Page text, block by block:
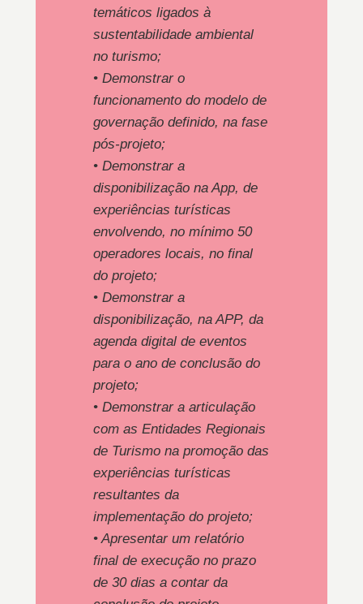
temáticos ligados à
sustentabilidade ambiental
no turismo;
• Demonstrar o
funcionamento do modelo de
governação definido, na fase
pós-projeto;
• Demonstrar a
disponibilização na App, de
experiências turísticas
envolvendo, no mínimo 50
operadores locais, no final
do projeto;
• Demonstrar a
disponibilização, na APP, da
agenda digital de eventos
para o ano de conclusão do
projeto;
• Demonstrar a articulação
com as Entidades Regionais
de Turismo na promoção das
experiências turísticas
resultantes da
implementação do projeto;
• Apresentar um relatório
final de execução no prazo
de 30 dias a contar da